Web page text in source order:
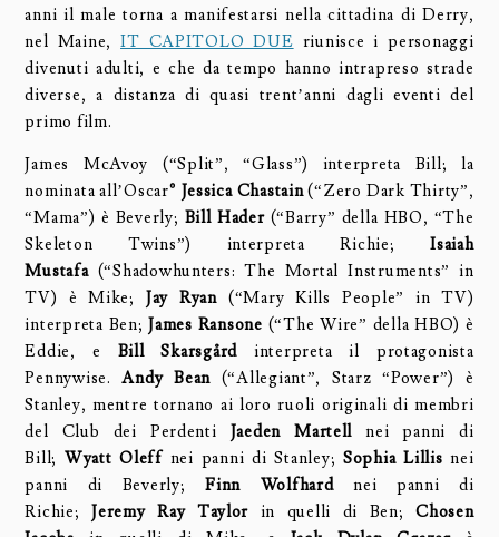
anni il male torna a manifestarsi nella cittadina di Derry,
nel Maine,IT CAPITOLO DUE riunisce i personaggi
divenuti adulti, e che da tempo hanno intrapreso strade
diverse, a distanza di quasi trent’anni dagli eventi del
primo film.
James McAvoy (“Split”, “Glass”) interpreta Bill; la
nominata all’Oscar® Jessica Chastain(“Zero Dark Thirty”,
“Mama”) è Beverly; Bill Hader(“Barry” della HBO, “The
Skeleton Twins”) interpreta Richie;Isaiah
Mustafa(“Shadowhunters: The Mortal Instruments” in
TV) è Mike; Jay Ryan(“Mary Kills People” in TV)
interpreta Ben;James Ransone (“The Wire” della HBO) è
Eddie, e Bill Skarsgård interpreta il protagonista
Pennywise.Andy Bean (“Allegiant”, Starz “Power”) è
Stanley, mentre tornano ai loro ruoli originali di membri
del Club dei Perdenti Jaeden Martell nei panni di
Bill; Wyatt Oleffnei panni di Stanley;Sophia Lillis nei
panni di Beverly;Finn Wolfhardnei panni di
Richie;Jeremy Ray Taylor in quelli di Ben; Chosen